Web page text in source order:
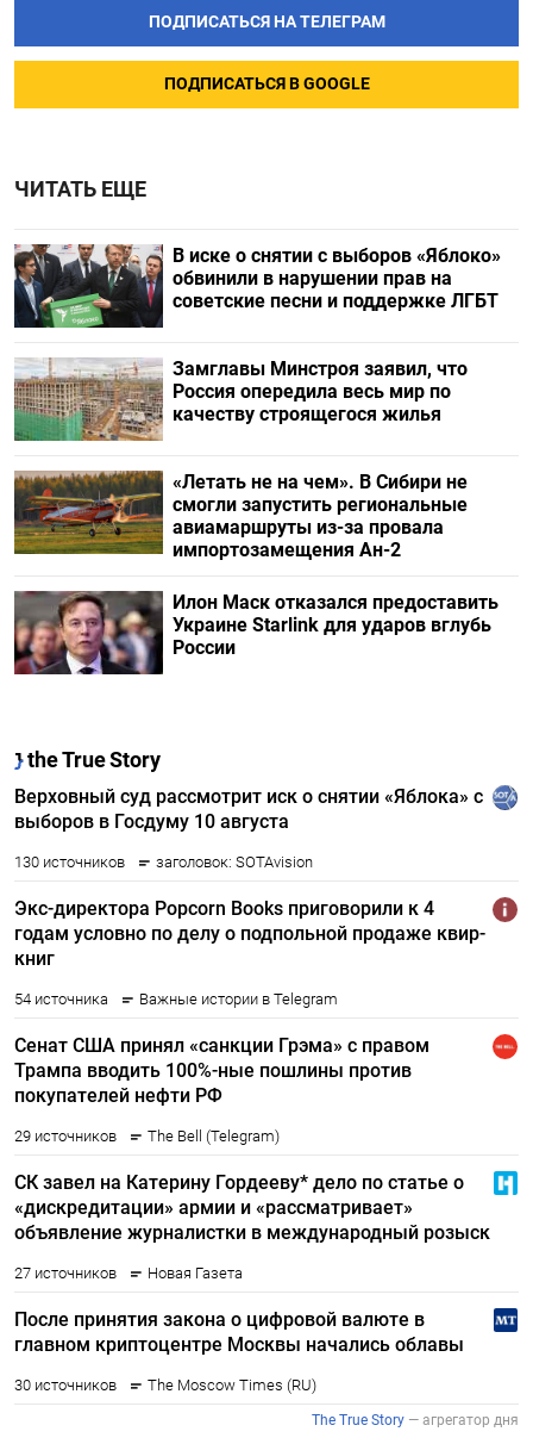
ПОДПИСАТЬСЯ НА ТЕЛЕГРАМ
ПОДПИСАТЬСЯ В GOOGLE
ЧИТАТЬ ЕЩЕ
В иске о снятии с выборов «Яблоко»
обвинили в нарушении прав на
советские песни и поддержке ЛГБТ
Замглавы Минстроя заявил, что
Россия опередила весь мир по
качеству строящегося жилья
«Летать не на чем». В Сибири не
смогли запустить региональные
авиамаршруты из-за провала
импортозамещения Ан-2
Илон Маск отказался предоставить
Украине Starlink для ударов вглубь
России